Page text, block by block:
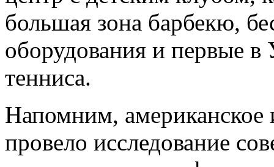
большая зона барбекю,
оборудования и первые
тенниса.
Напомним, американское
провело исследование